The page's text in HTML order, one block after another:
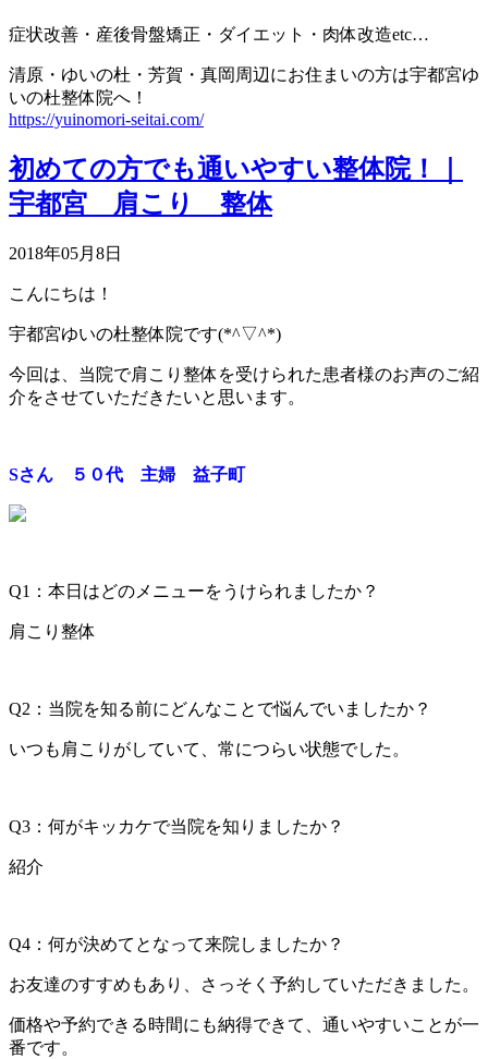
症状改善・産後骨盤矯正・ダイエット・肉体改造etc…
清原・ゆいの杜・芳賀・真岡周辺にお住まいの方は宇都宮ゆ
いの杜整体院へ！
https://yuinomori-seitai.com/
初めての方でも通いやすい整体院！｜
宇都宮 肩こり 整体
2018年05月8日
こんにちは！
宇都宮ゆいの杜整体院です(*^▽^*)
今回は、当院で肩こり整体を受けられた患者様のお声のご紹
介をさせていただきたいと思います。
Sさん ５０代 主婦 益子町
Q1：本日はどのメニューをうけられましたか？
肩こり整体
Q2：当院を知る前にどんなことで悩んでいましたか？
いつも肩こりがしていて、常につらい状態でした。
Q3：何がキッカケで当院を知りましたか？
紹介
Q4：何が決めてとなって来院しましたか？
お友達のすすめもあり、さっそく予約していただきました。
価格や予約できる時間にも納得できて、通いやすいことが一
番です。